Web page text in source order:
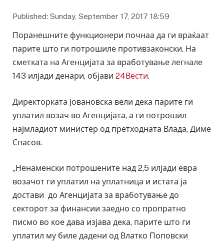
Published: Sunday, September 17, 2017 18:59
Поранешните функционери почнаа да ги враќаат
парите што ги потрошиле противзаконски. На
сметката на Агенцијата за вработување легнале
143 илјади денари, објави 24Вести.
Директорката Јовановска вели дека парите ги
уплатил возач во Агенцијата, а ги потрошил
најмладиот министер од претходната Влада, Диме
Спасов.
„Ненаменски потрошените над 2,5 илјади евра
возачот ги уплатил на уплатница и истата ја
достави до Агенцијата за вработување до
секторот за финансии заедно со пропратно
писмо во кое дава изјава дека, парите што ги
уплатил му биле дадени од Влатко Поповски